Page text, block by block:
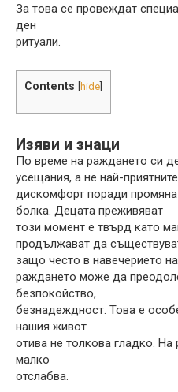
За това се провеждат
ден
ритуали.
Contents [hide]
Изяви и знаци
По време на раждането си
усещания, а не най-
дискомфорт поради промяна
болка. Децата преживяват
този момент е твърд като
продължават да
защо често в навечерието
раждането може да
безпокойство,
безнадеждност. Това е
нашия живот
отива не толкова гладко.
малко
отслабва.